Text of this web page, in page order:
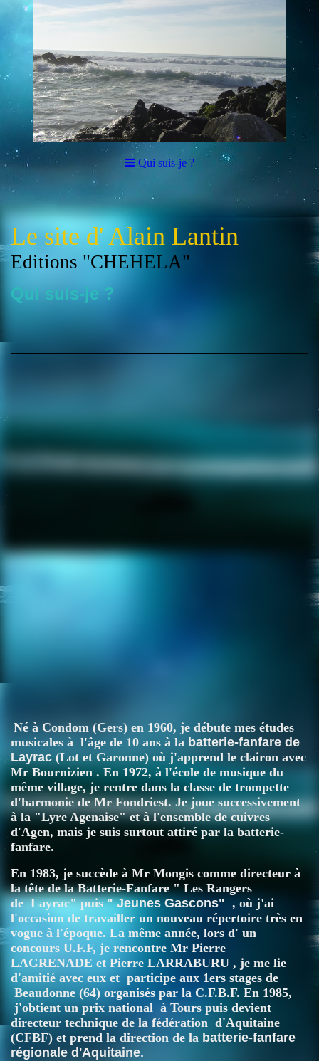
Qui suis-je ?
Le site d' Alain Lantin
Editions "CHEHELA"
Qui suis-je ?
Né à Condom (Gers) en 1960, je débute mes études
musicales à l'âge de 10 ans à la batterie-fanfare de
Layrac (Lot et Garonne) où j'apprend le clairon avec
Mr Bournizien . En 1972, à l'école de musique du
même village, je rentre dans la classe de trompette
d'harmonie de Mr Fondriest. Je joue successivement
à la "Lyre Agenaise" et à l'ensemble de cuivres
d'Agen, mais je suis surtout attiré par la batterie-
fanfare.
En 1983, je succède à Mr Mongis comme directeur à
la tête de la Batterie-Fanfare " Les Rangers
de Layrac" puis" Jeunes Gascons" , où j'ai
l'occasion de travailler un nouveau répertoire très en
vogue à l'époque. La même année, lors d' un
concours U.F.F, je rencontre Mr Pierre
LAGRENADE et Pierre LARRABURU , je me lie
d'amitié avec eux et participe aux 1ers stages de
Beaudonne (64) organisés par la C.F.B.F. En 1985,
j'obtient un prix national à Tours puis devient
directeur technique de la fédération d'Aquitaine
(CFBF) et prend la direction de la batterie-fanfare
régionale d'Aquitaine.